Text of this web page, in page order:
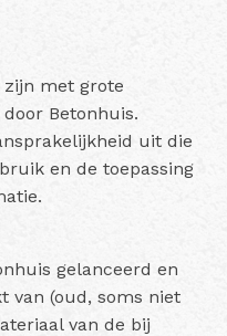
zijn met grote
Betonhuis.
uit die
en de toepassing
gelanceerd en
van (oud, soms niet
van de bij